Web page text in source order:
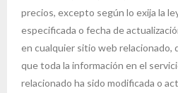
precios, excepto según lo exija la
especificada o fecha de
en cualquier sitio web relacionado,
que toda la información en el
relacionado ha sido modificada o